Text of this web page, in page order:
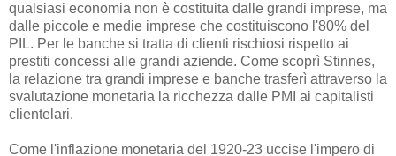
qualsiasi economia non è costituita dalle grandi imprese, ma
dalle piccole e medie imprese che costituiscono l'80% del
PIL. Per le banche si tratta di clienti rischiosi rispetto ai
prestiti concessi alle grandi aziende. Come scoprì Stinnes,
la relazione tra grandi imprese e banche trasferì attraverso la
svalutazione monetaria la ricchezza dalle PMI ai capitalisti
clientelari.
Come l'inflazione monetaria del 1920-23 uccise l'impero di